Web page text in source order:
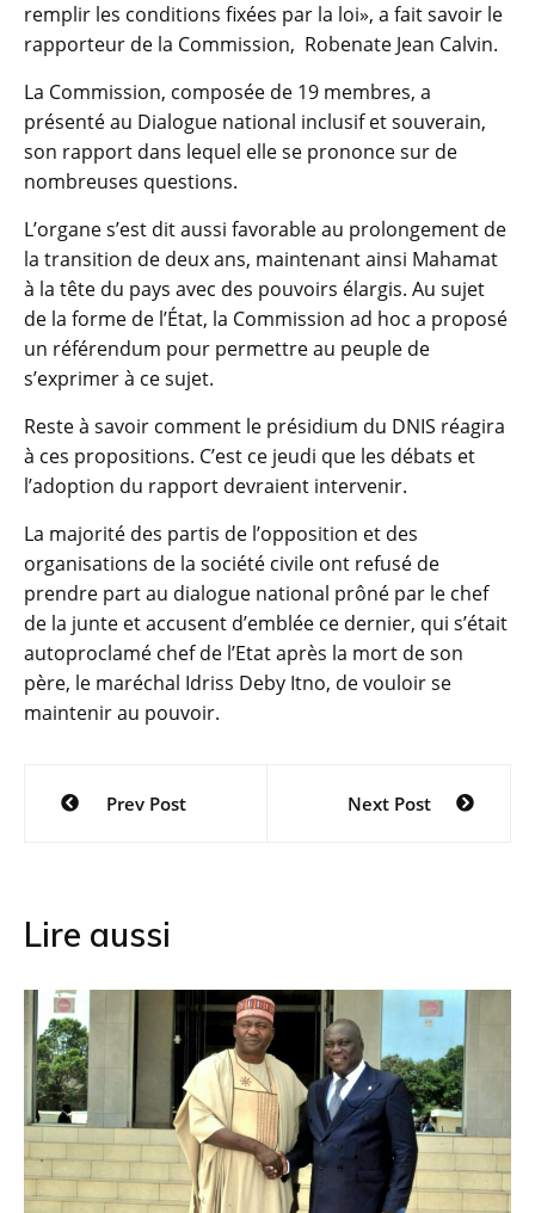
remplir les conditions fixées par la loi», a fait savoir le
rapporteur de la Commission, Robenate Jean Calvin.
La Commission, composée de 19 membres, a
présenté au Dialogue national inclusif et souverain,
son rapport dans lequel elle se prononce sur de
nombreuses questions.
L’organe s’est dit aussi favorable au prolongement de
la transition de deux ans, maintenant ainsi Mahamat
à la tête du pays avec des pouvoirs élargis. Au sujet
de la forme de l’État, la Commission ad hoc a proposé
un référendum pour permettre au peuple de
s’exprimer à ce sujet.
Reste à savoir comment le présidium du DNIS réagira
à ces propositions. C’est ce jeudi que les débats et
l’adoption du rapport devraient intervenir.
La majorité des partis de l’opposition et des
organisations de la société civile ont refusé de
prendre part au dialogue national prôné par le chef
de la junte et accusent d’emblée ce dernier, qui s’était
autoproclamé chef de l’Etat après la mort de son
père, le maréchal Idriss Deby Itno, de vouloir se
maintenir au pouvoir.
Navigation
Prev Post Next Post
Lire aussi